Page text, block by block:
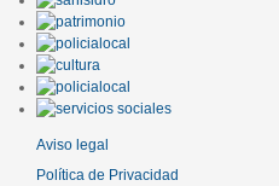
Aviso legal
Política de Privacidad